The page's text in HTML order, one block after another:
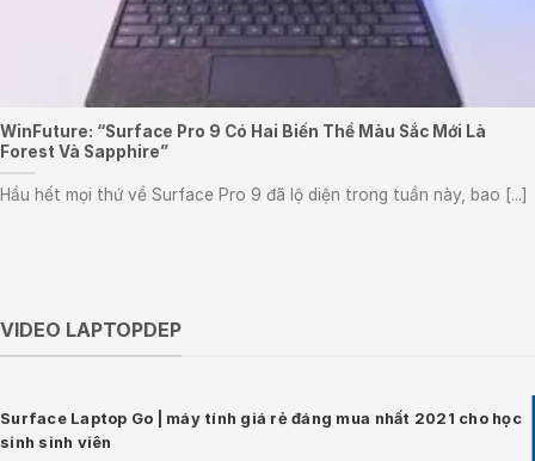
WinFuture: “Surface Pro 9 Có Hai Biến Thể Màu Sắc Mới Là
Forest Và Sapphire”
Hầu hết mọi thứ về Surface Pro 9 đã lộ diện trong tuần này, bao [...]
VIDEO LAPTOPDEP
Surface Laptop Go | máy tính giá rẻ đáng mua nhất 2021 cho học
sinh sinh viên